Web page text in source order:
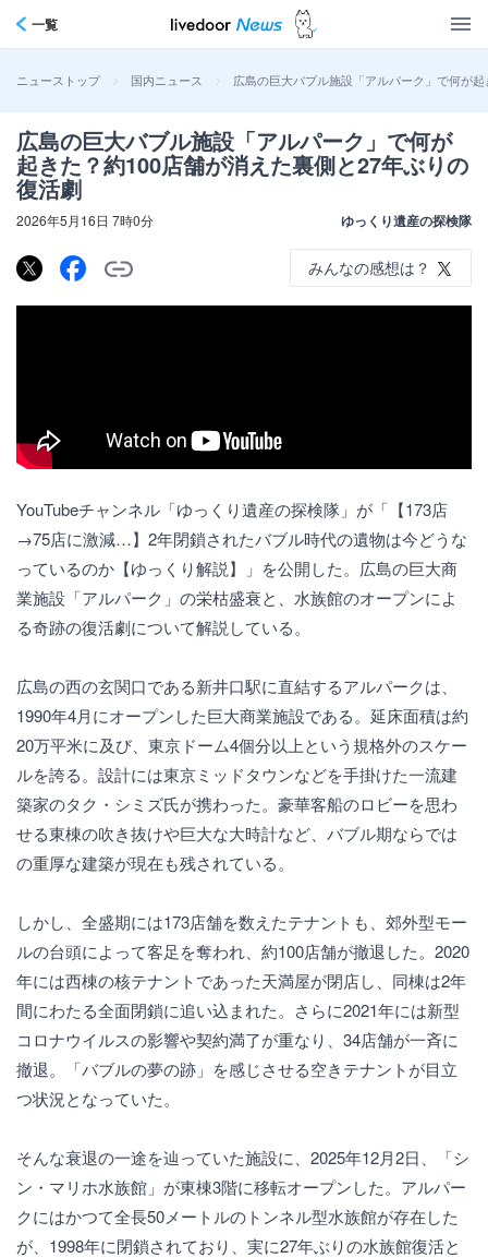
一覧
ニューストップ > 国内ニュース > 広島の巨大バブル施設「アルパーク」で何が
広島の巨大バブル施設「アルパーク」で何が
起きた？約100店舗が消えた裏側と27年ぶりの
復活劇
2026年5月16日 7時0分 ゆっくり遺産の探検隊
みんなの感想は？
YouTubeチャンネル「ゆっくり遺産の探検隊」が「【173店
→75店に激減…】2年閉鎖されたバブル時代の遺物は今どうな
っているのか【ゆっくり解説】」を公開した。広島の巨大商
業施設「アルパーク」の栄枯盛衰と、水族館のオープンによ
る奇跡の復活劇について解説している。
広島の西の玄関口である新井口駅に直結するアルパークは、
1990年4月にオープンした巨大商業施設である。延床面積は約
20万平米に及び、東京ドーム4個分以上という規格外のスケー
ルを誇る。設計には東京ミッドタウンなどを手掛けた一流建
築家のタク・シミズ氏が携わった。豪華客船のロビーを思わ
せる東棟の吹き抜けや巨大な大時計など、バブル期ならでは
の重厚な建築が現在も残されている。
しかし、全盛期には173店舗を数えたテナントも、郊外型モー
ルの台頭によって客足を奪われ、約100店舗が撤退した。2020
年には西棟の核テナントであった天満屋が閉店し、同棟は2年
間にわたる全面閉鎖に追い込まれた。さらに2021年には新型
コロナウイルスの影響や契約満了が重なり、34店舗が一斉に
撤退。「バブルの夢の跡」を感じさせる空きテナントが目立
つ状況となっていた。
そんな衰退の一途を辿っていた施設に、2025年12月2日、「シ
ン・マリホ水族館」が東棟3階に移転オープンした。アルパー
クにはかつて全長50メートルのトンネル型水族館が存在した
が、1998年に閉鎖されており、実に27年ぶりの水族館復活と